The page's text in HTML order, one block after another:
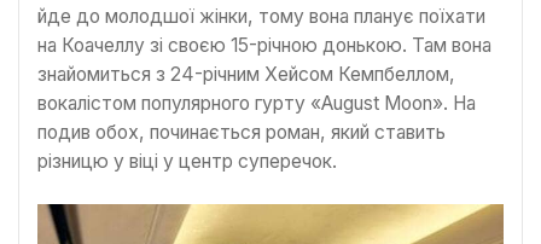
йде до молодшої жінки, тому вона планує поїхати
на Коачеллу зі своєю 15-річною донькою. Там вона
знайомиться з 24-річним Хейсом Кемпбеллом,
вокалістом популярного гурту «August Moon». На
подив обох, починається роман, який ставить
різницю у віці у центр суперечок.